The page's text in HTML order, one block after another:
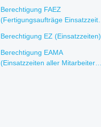
Berechtigung FAEZ
(Fertigungsaufträge Einsatzzeit
Berechtigung EZ (Einsatzzeiten)
Berechtigung EAMA
(Einsatzzeiten aller Mitarbeiter